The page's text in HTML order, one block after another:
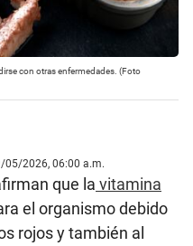
con otras enfermedades. (Foto
2026, 06:00 a.m.
que la vitamina
el organismo debido
rojos y también al